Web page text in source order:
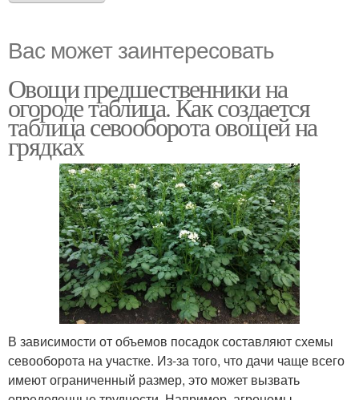
Вас может заинтересовать
Овощи предшественники на
огороде таблица. Как создается
таблица севооборота овощей на
грядках
В зависимости от объемов посадок составляют схемы
севооборота на участке. Из-за того, что дачи чаще всего
имеют ограниченный размер, это может вызвать